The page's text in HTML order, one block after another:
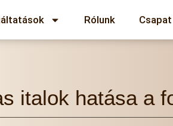
Rólunk Csapat
italok hatása a